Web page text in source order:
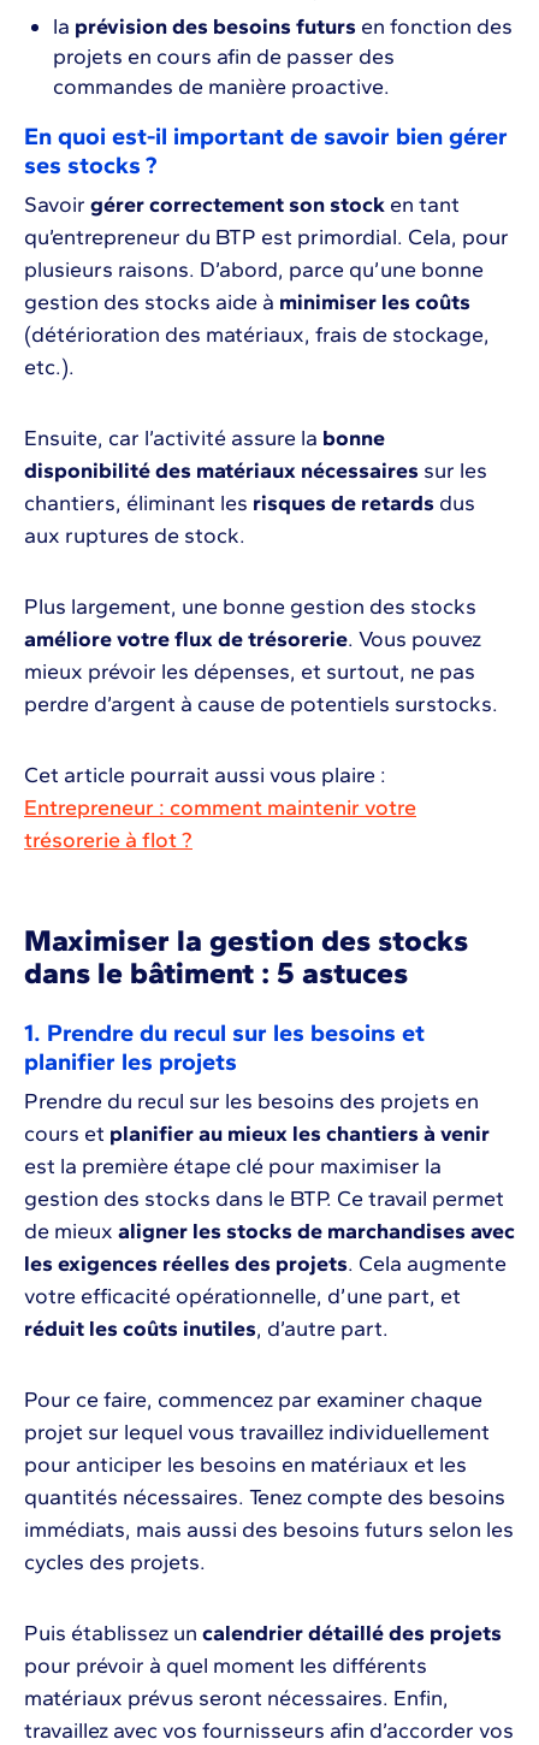
la prévision des besoins futurs en fonction des
projets en cours afin de passer des
commandes de manière proactive.
En quoi est-il important de savoir bien gérer
ses stocks ?
Savoir gérer correctement son stock en tant
qu’entrepreneur du BTP est primordial. Cela, pour
plusieurs raisons. D’abord, parce qu’une bonne
gestion des stocks aide à minimiser les coûts
(détérioration des matériaux, frais de stockage,
etc.).
Ensuite, car l’activité assure la bonne
disponibilité des matériaux nécessaires sur les
chantiers, éliminant les risques de retards dus
aux ruptures de stock.
Plus largement, une bonne gestion des stocks
améliore votre flux de trésorerie. Vous pouvez
mieux prévoir les dépenses, et surtout, ne pas
perdre d’argent à cause de potentiels surstocks.
Cet article pourrait aussi vous plaire :
Entrepreneur : comment maintenir votre
trésorerie à flot ?
Maximiser la gestion des stocks
dans le bâtiment : 5 astuces
1. Prendre du recul sur les besoins et
planifier les projets
Prendre du recul sur les besoins des projets en
cours et planifier au mieux les chantiers à venir
est la première étape clé pour maximiser la
gestion des stocks dans le BTP. Ce travail permet
de mieux aligner les stocks de marchandises avec
les exigences réelles des projets. Cela augmente
votre efficacité opérationnelle, d’une part, et
réduit les coûts inutiles, d’autre part.
Pour ce faire, commencez par examiner chaque
projet sur lequel vous travaillez individuellement
pour anticiper les besoins en matériaux et les
quantités nécessaires. Tenez compte des besoins
immédiats, mais aussi des besoins futurs selon les
cycles des projets.
Puis établissez un calendrier détaillé des projets
pour prévoir à quel moment les différents
matériaux prévus seront nécessaires. Enfin,
travaillez avec vos fournisseurs afin d’accorder vos